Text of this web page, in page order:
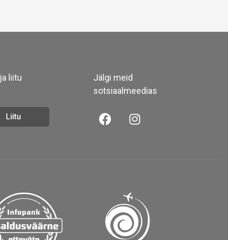
liitu
Liitu
Jälgi meid
sotsiaalmeedias